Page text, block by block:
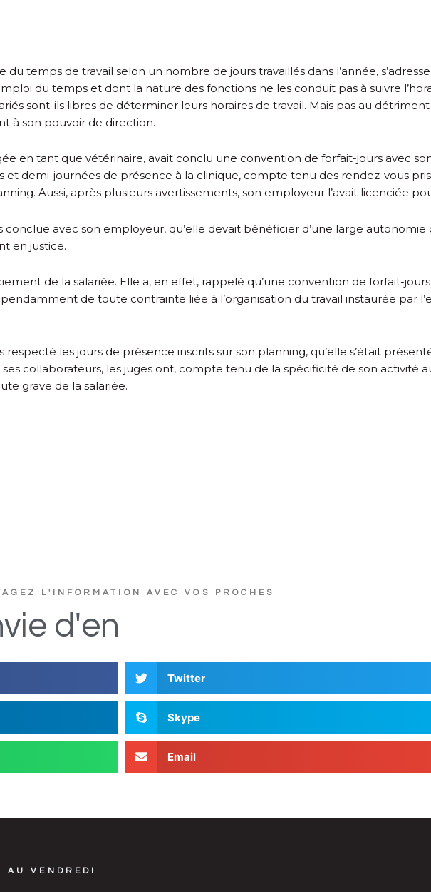
du temps de travail selon un nombre de jours travaillés dans l’année,
du temps et dont la nature des fonctions ne les conduit pas à suivre
sont-ils libres de déterminer leurs horaires de travail. Mais pas au
à son pouvoir de direction…
en tant que vétérinaire, avait conclu une convention de forfait-jours avec
et demi-journées de présence à la clinique, compte tenu des rendez-vous
Aussi, après plusieurs avertissements, son employeur l’avait licenciée
avec son employeur, qu’elle devait bénéficier d’une large autonomie
en justice.
de la salariée. Elle a, en effet, rappelé qu’une convention de forfait-
de toute contrainte liée à l’organisation du travail instaurée par
respecté les jours de présence inscrits sur son planning, qu’elle s’était
collaborateurs, les juges ont, compte tenu de la spécificité de son activité
grave de la salariée.
L'INFORMATION AVEC VOS PROCHES
d'en
Twitter
Skype
Email
VENDREDI